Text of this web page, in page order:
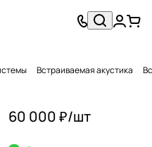
Встраиваемая акустика
60 000 ₽/шт